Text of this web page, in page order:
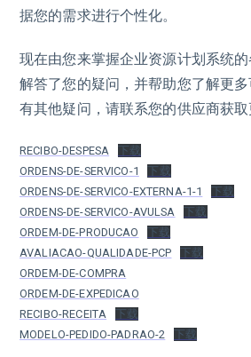
据您的需求进行个性化。
现在由您来掌握企业资源计划系统
解答了您的疑问，并帮助您了解更
有其他疑问，请联系您的供应商获取
RECIBO-DESPESA
下载
ORDENS-DE-SERVICO-1
下载
ORDENS-DE-SERVICO-EXTERNA-1-1
下载
ORDENS-DE-SERVICO-AVULSA
下载
ORDEM-DE-PRODUCAO
下载
AVALIACAO-QUALIDADE-PCP
下载
ORDEM-DE-COMPRA
ORDEM-DE-EXPEDICAO
RECIBO-RECEITA
下载
MODELO-PEDIDO-PADRAO-2
下载